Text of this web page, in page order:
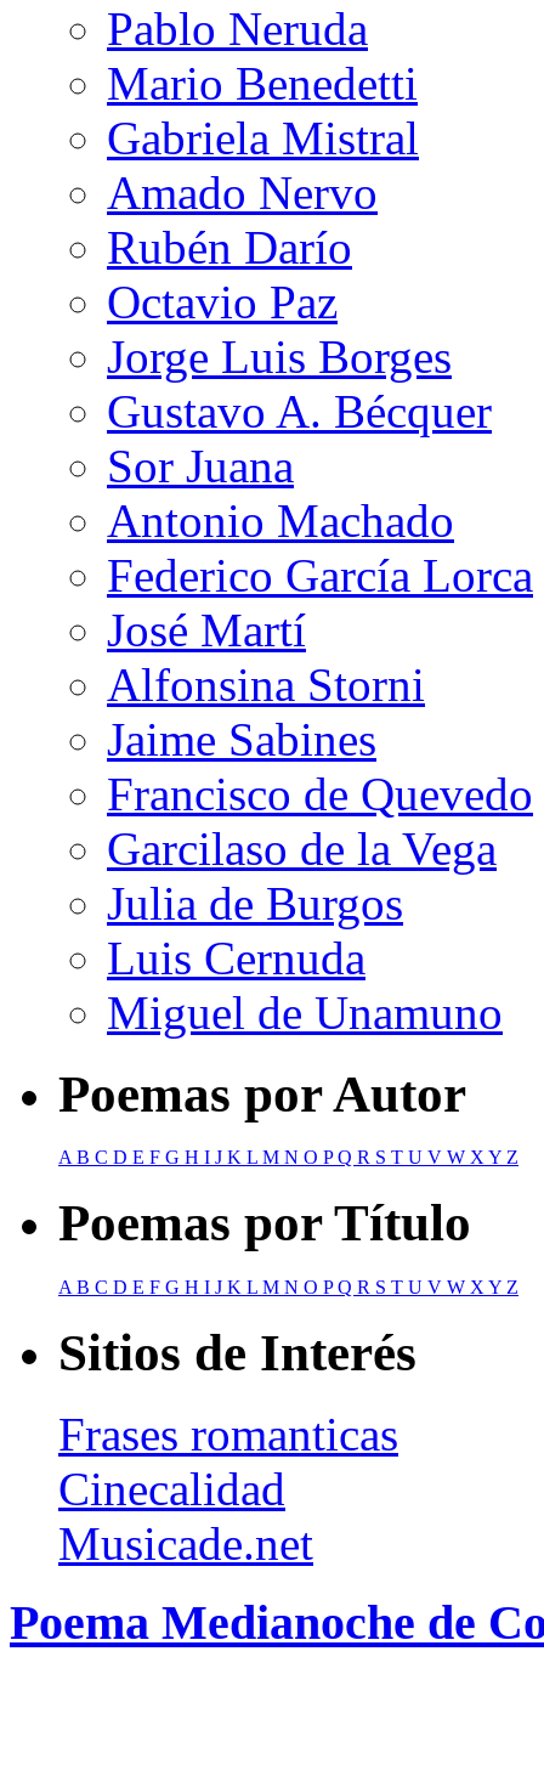
Pablo Neruda
Mario Benedetti
Gabriela Mistral
Amado Nervo
Rubén Darío
Octavio Paz
Jorge Luis Borges
Gustavo A. Bécquer
Sor Juana
Antonio Machado
Federico García Lorca
José Martí
Alfonsina Storni
Jaime Sabines
Francisco de Quevedo
Garcilaso de la Vega
Julia de Burgos
Luis Cernuda
Miguel de Unamuno
Poemas por Autor
AB C D E F G H I J K L M N O PQ R S T U V W XY Z
Poemas por Título
A B C D E F G H I J K L M N O PQ R S T U V W X Y Z
Sitios de Interés
Frases romanticas
Cinecalidad
Musicade.net
Poema Medianoche de